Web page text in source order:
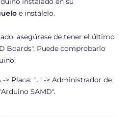
e instálelo.
asegúrese de tener el último
Boards". Puede comprobarlo
> Placa: "..." -> Administrador de
SAMD".